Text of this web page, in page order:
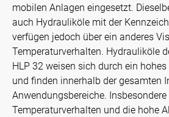
mobilen Anlagen eingesetzt.
auch Hydrauliköle mit der
verfügen jedoch über ein anderes
Temperaturverhalten. Hydrauliköle
HLP 32 weisen sich durch ein
und finden innerhalb der gesamten
Anwendungsbereiche.
Temperaturverhalten und die hohe